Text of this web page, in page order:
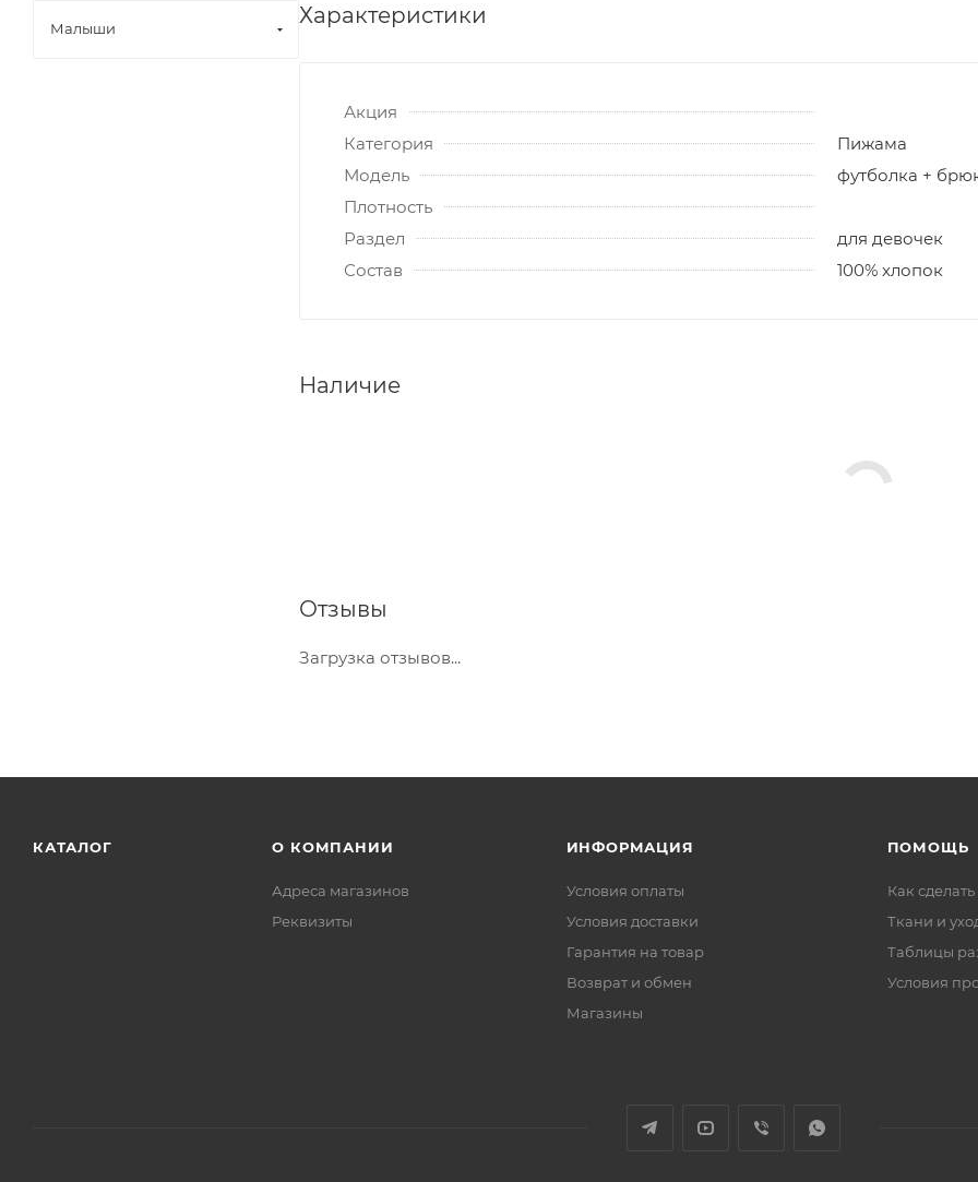
Характеристики
Акция
Категория
Пижама
Модель
футболка +
Плотность
Раздел
для девочек
Состав
100% хлопок
Наличие
Отзывы
Загрузка отзывов...
Малыши
КАТАЛОГ О КОМПАНИИ
Адреса магазинов
Реквизиты
ИНФОРМАЦИЯ
Условия оплаты
Условия доставки
Гарантия на товар
Возврат и обмен
Магазины
ПОМОЩЬ
Как сделать
Ткани и
Таблицы
Условия